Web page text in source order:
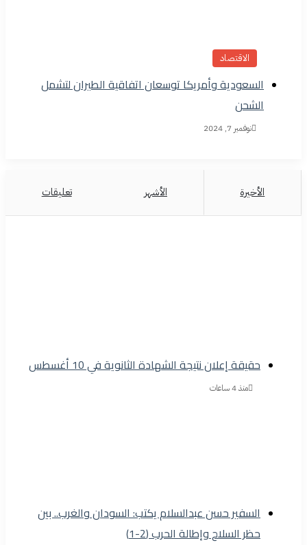
الاقتصاد
السعودية وأمريكا توسعان اتفاقية الطيران لتشمل
الشحن
نوفمبر 7, 2024
الأخيرة الأشهر تعليقات
حقيقة إعلان نتيجة الشهادة الثانوية في 10 أغسطس
منذ 4 ساعات
السفير حسن عبدالسلام يكتب: السودان والغرب.. بين
حظر السلاح وإطالة الحرب (2-1)